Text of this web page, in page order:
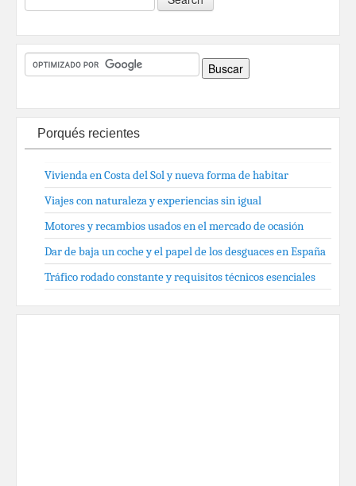
Porqués recientes
Vivienda en Costa del Sol y nueva forma de habitar
Viajes con naturaleza y experiencias sin igual
Motores y recambios usados en el mercado de ocasión
Dar de baja un coche y el papel de los desguaces en España
Tráfico rodado constante y requisitos técnicos esenciales